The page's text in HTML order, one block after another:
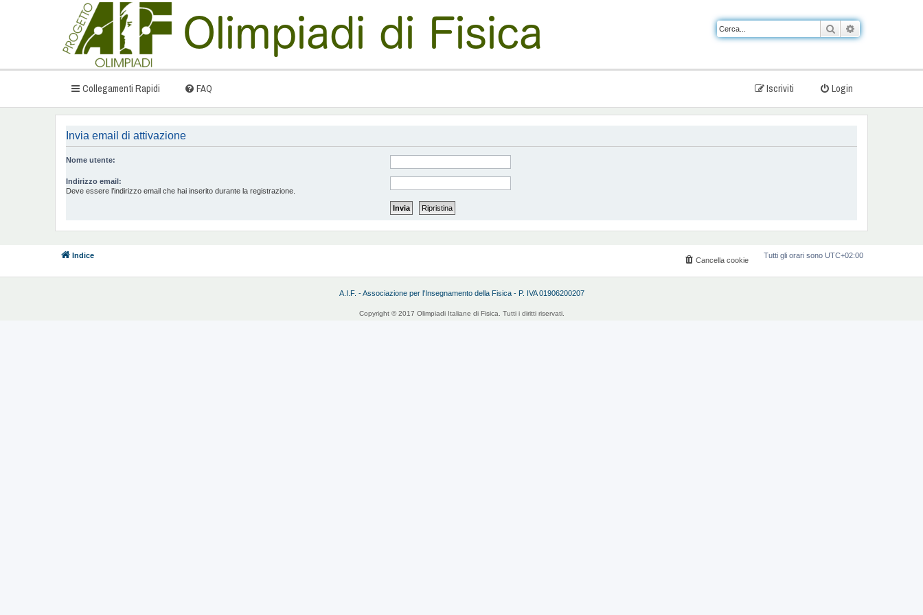
Cerca
Collegamenti Rapidi FAQ Login
Iscriviti
Invia email di attivazione
Nome utente:
Indirizzo email:
Deve essere l’indirizzo email che hai inserito durante la registrazione.
Indice Tutti gli orari sono UTC+02:00
Cancella cookie
A.I.F. - Associazione per l'Insegnamento della Fisica - P. IVA 01906200207
Copyright © 2017 Olimpiadi Italiane di Fisica. Tutti i diritti riservati.